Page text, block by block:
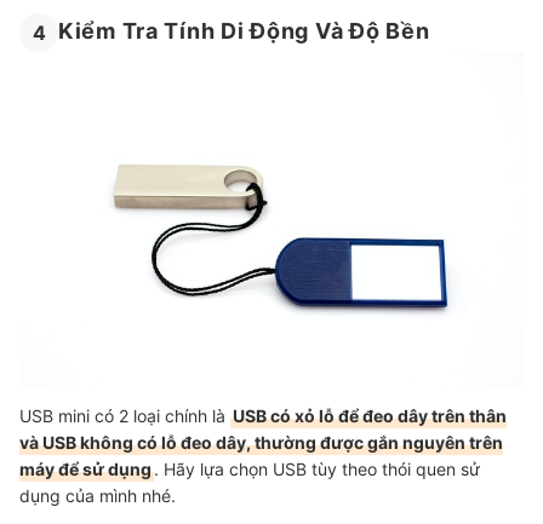
4 Kiểm Tra Tính Di Động Và Độ Bền
USB mini có 2 loại chính là USB có xỏ lỗ để đeo dây trên thân
và USB không có lỗ đeo dây, thường được gắn nguyên trên
máy để sử dụng. Hãy lựa chọn USB tùy theo thói quen sử
dụng của mình nhé.